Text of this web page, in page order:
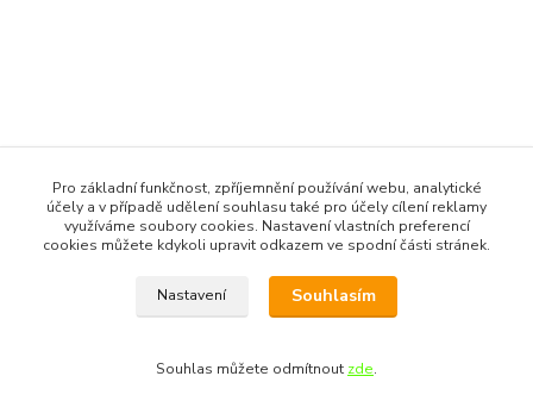
Pro základní funkčnost, zpříjemnění používání webu, analytické
účely a v případě udělení souhlasu také pro účely cílení reklamy
využíváme soubory cookies. Nastavení vlastních preferencí
cookies můžete kdykoli upravit odkazem ve spodní části stránek.
Nastavení Souhlasím
Souhlas můžete odmítnout zde.